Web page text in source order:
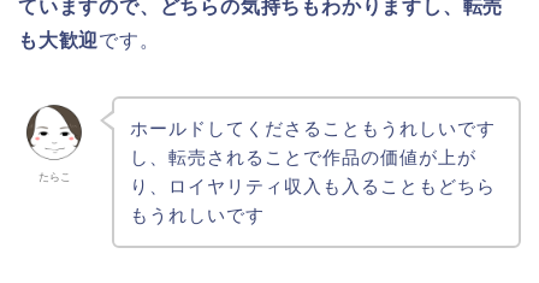
ていますので、どちらの気持ちもわかりますし、転売
も大歓迎です。
たらこ
ホールドしてくださることもうれしいです
し、転売されることで作品の価値が上が
り、ロイヤリティ収入も入ることもどちら
もうれしいです